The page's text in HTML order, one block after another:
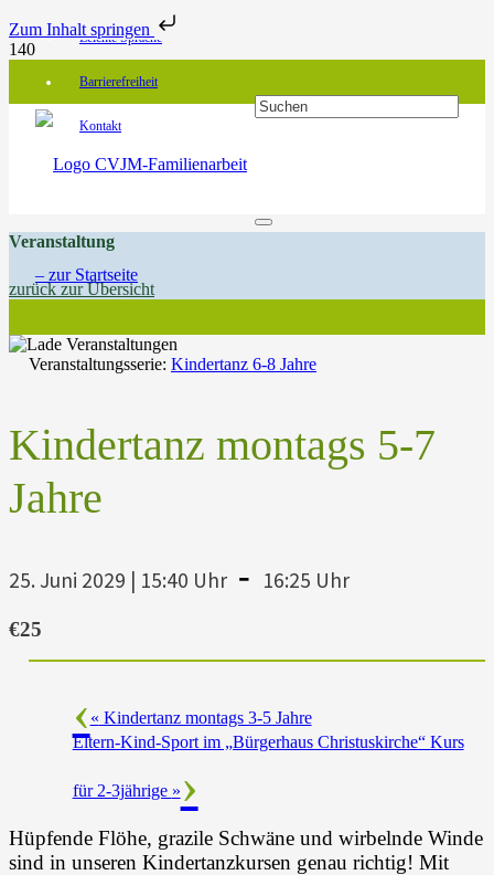
Zum Inhalt springen
Leichte Sprache
Barrierefreiheit
Kontakt
Veranstaltung
zurück zur Übersicht
Veranstaltungsserie: Kindertanz 6-8 Jahre
Kindertanz montags 5-7
Jahre
25. Juni 2029 | 15:40 Uhr - 16:25 Uhr
€25
« Kindertanz montags 3-5 Jahre
Eltern-Kind-Sport im „Bürgerhaus Christuskirche“ Kurs
für 2-3jährige »
Hüpfende Flöhe, grazile Schwäne und wirbelnde Winde
sind in unseren Kindertanzkursen genau richtig! Mit